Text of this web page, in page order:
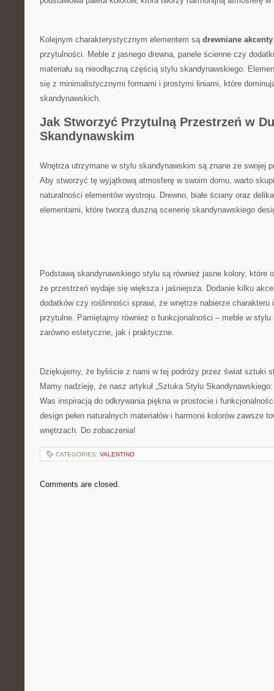
Kolejnym charakterystycznym elementem są drewniane ​akcenty
przytulności. Meble​ z jasnego drewna, panele ścienne czy
materiału są nieodłączną częścią stylu⁢ skandynawskiego.
się⁤ z⁤ minimalistycznymi formami i⁤ prostymi liniami,⁤ które
skandynawskich.
Jak Stworzyć Przytulną ⁤Przestrzeń w
Skandynawskim
Wnętrza utrzymane w‌ stylu skandynawskim są znane ze swojej
⁤Aby​ stworzyć ⁢tę wyjątkową atmosferę w swoim​ domu,⁤ warto
naturalności elementów wystroju. Drewno, białe ściany ​oraz
elementami, które tworzą duszną scenerię‌ skandynawskiego
Podstawą ​skandynawskiego stylu‌ są również‍ jasne kolory, które‌
że przestrzeń wydaje się większa i jaśniejsza. Dodanie kilku
dodatków czy roślinności sprawi, że wnętrze nabierze charakteru
przytulne. ‌Pamiętajmy⁢ również o funkcjonalności – meble w
zarówno​ estetyczne, jak i praktyczne.
Dziękujemy, że byliście z nami w tej podróży przez ⁣świat sztuki
Mamy nadzieję, że​ nasz artykuł‍ „Sztuka ‌Stylu Skandynawskiego:
Was inspiracją ​do⁣ odkrywania​ piękna w prostocie ‍i
design pełen naturalnych ‌materiałów i⁤ harmonii kolorów zawsze
wnętrzach. Do zobaczenia!
CATEGORIES: VALENTINO
Comments are closed.